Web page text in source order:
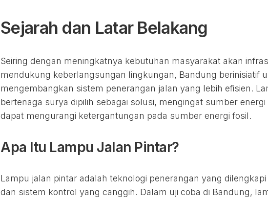
Sejarah dan Latar Belakang
Seiring dengan meningkatnya kebutuhan masyarakat akan
mendukung keberlangsungan lingkungan, Bandung berinisiatif
mengembangkan sistem penerangan jalan yang lebih efisien.
bertenaga surya dipilih sebagai solusi, mengingat sumber
dapat mengurangi ketergantungan pada sumber energi fosil.
Apa Itu Lampu Jalan Pintar?
Lampu jalan pintar adalah teknologi penerangan yang
dan sistem kontrol yang canggih. Dalam uji coba di Bandung,